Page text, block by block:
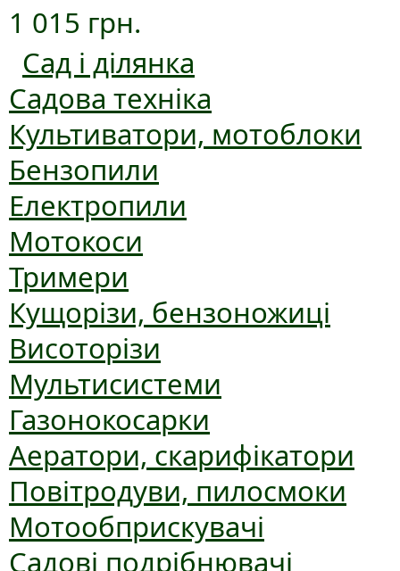
1 015 грн.
Сад і ділянка
Садова техніка
Культиватори, мотоблоки
Бензопили
Електропили
Мотокоси
Тримери
Кущорізи, бензоножиці
Висоторізи
Мультисистеми
Газонокосарки
Аератори, скарифікатори
Повітродуви, пилосмоки
Мотообприскувачі
Садові подрібнювачі